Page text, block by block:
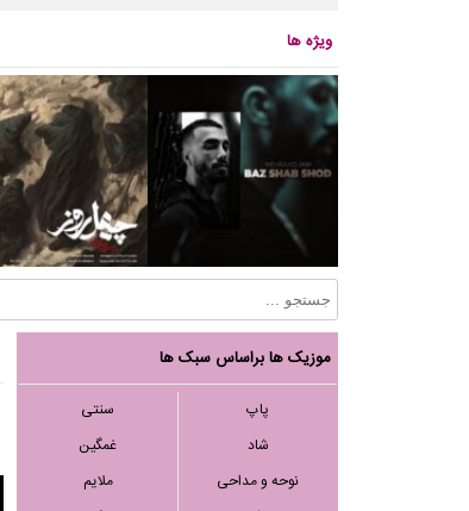
ویژه ها
موزیک ها براساس سبک ها
پاپ
سنتی
شاد
غمگین
نوحه و مداحی
ملایم